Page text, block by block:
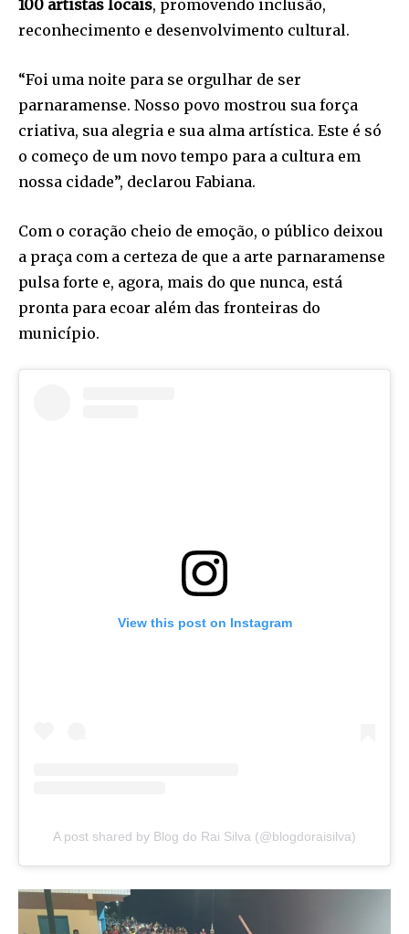
100 artistas locais, promovendo inclusão,
reconhecimento e desenvolvimento cultural.
“Foi uma noite para se orgulhar de ser
parnaramense. Nosso povo mostrou sua força
criativa, sua alegria e sua alma artística. Este é só
o começo de um novo tempo para a cultura em
nossa cidade”, declarou Fabiana.
Com o coração cheio de emoção, o público deixou
a praça com a certeza de que a arte parnaramense
pulsa forte e, agora, mais do que nunca, está
pronta para ecoar além das fronteiras do
município.
View this post on Instagram
A post shared by Blog do Rai Silva (@blogdoraisilva)